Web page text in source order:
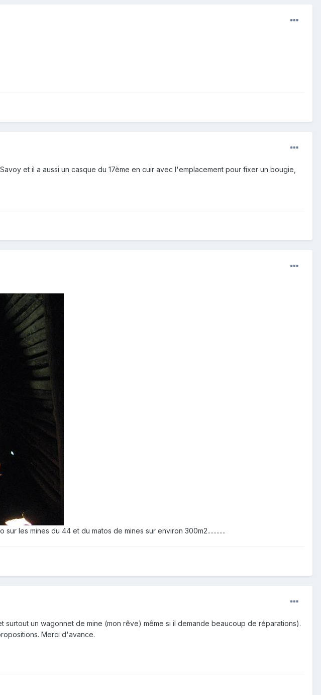
et il a aussi un casque du 17ème en cuir avec l'emplacement pour fixer un bougie,
les mines du 44 et du matos de mines sur environ 300m2............
surtout un wagonnet de mine (mon rêve) même si il demande beaucoup de réparations).
Merci d'avance.